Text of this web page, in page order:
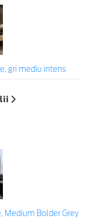
gri mediu intens
Medium Bolder Grey